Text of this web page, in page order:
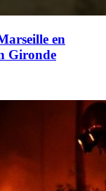
en
Gironde